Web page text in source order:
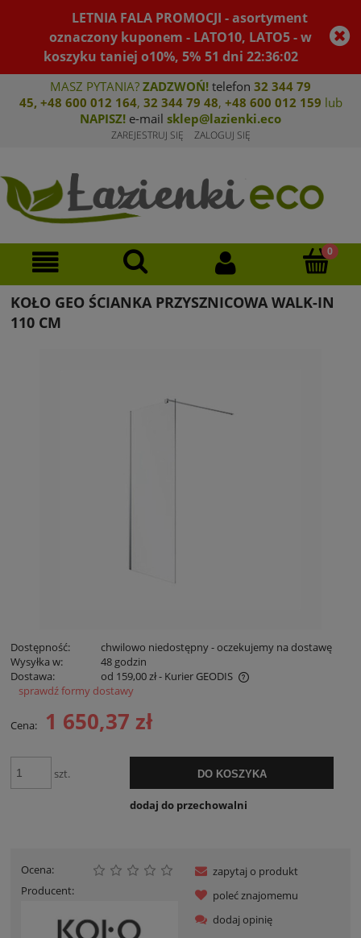
LETNIA FALA PROMOCJI - asortyment
oznaczony kuponem - LATO10, LATO5 - w
koszyku taniej o10%, 5% 51 dni22:36:02
MASZ PYTANIA? ZADZWOŃ! telefon 32 344 79
45, +48 600 012 164, 32 344 79 48, +48 600 012 159 lub
NAPISZ! e-mail sklep@lazienki.eco
ZAREJESTRUJ SIĘ ZALOGUJ SIĘ
KOŁO GEO ŚCIANKA PRZYSZNICOWA WALK-IN
110 CM
Dostępność:
chwilowo niedostępny - oczekujemy na dostawę
Wysyłka w:
48 godzin
Dostawa:
od 159,00 zł- Kurier GEODIS
Cena nie zawiera ewentualnych kosztów płatności
sprawdź formy dostawy
Cena: 1 650,37 zł
szt. DO KOSZYKA
dodaj do przechowalni
Ocena:
Producent:
zapytaj o produkt
poleć znajomemu
dodaj opinię